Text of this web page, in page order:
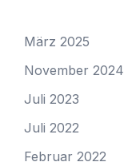
März 2025
November 2024
Juli 2023
Juli 2022
Februar 2022